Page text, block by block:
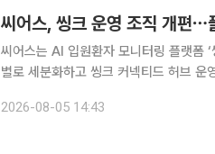
씨어스, 씽크 운영 조직 개편⋯
씨어스는 AI 입원환자 모니터링 플랫폼
별로 세분화하고 씽크 커넥티드 허브 운영 체계를
이 빠르게 증가함에 따라 기존 운영 조직
2026-08-05 14:43